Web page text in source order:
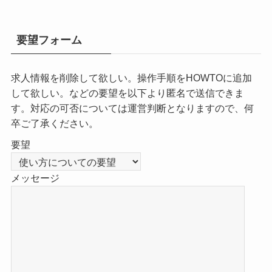
要望フォーム
求人情報を削除して欲しい。操作手順をHOWTOに追加
して欲しい。などの要望を以下より匿名で送信できま
す。対応の可否については運営判断となりますので、何
卒ご了承ください。
要望
メッセージ